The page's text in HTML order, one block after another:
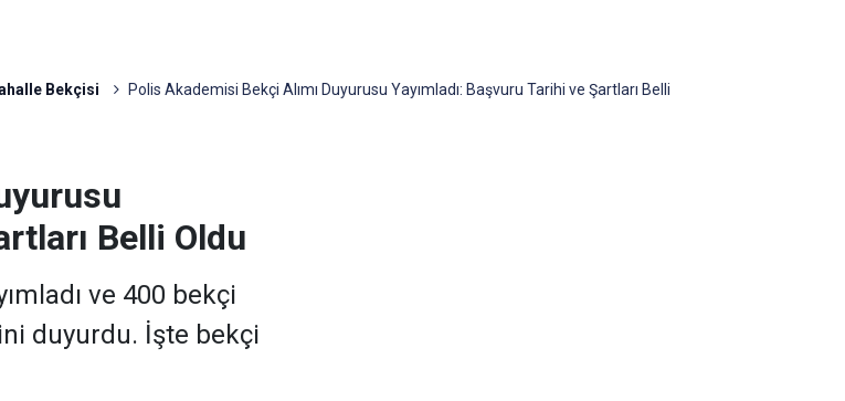
Bekçisi
Polis Akademisi Bekçi Alımı Duyurusu Yayımladı: Başvuru Tarihi ve Şartları Belli
Belli Oldu
ve 400 bekçi
duyurdu. İşte bekçi